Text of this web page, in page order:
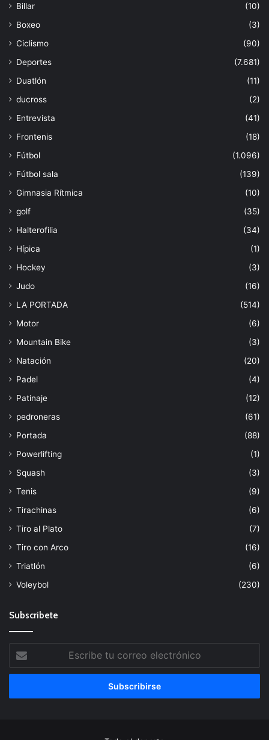
Billar
(10)
Boxeo
(3)
Ciclismo
(90)
Deportes
(7.681)
Duatlón
(11)
ducross
(2)
Entrevista
(41)
Frontenis
(18)
Fútbol
(1.096)
Fútbol sala
(139)
Gimnasia Rítmica
(10)
golf
(35)
Halterofilia
(34)
Hípica
(1)
Hockey
(3)
Judo
(16)
LA PORTADA
(514)
Motor
(6)
Mountain Bike
(3)
Natación
(20)
Padel
(4)
Patinaje
(12)
pedroneras
(61)
Portada
(88)
Powerlifting
(1)
Squash
(3)
Tenis
(9)
Tirachinas
(6)
Tiro al Plato
(7)
Tiro con Arco
(16)
Triatlón
(6)
Voleybol
(230)
Subscribete
tu
correo